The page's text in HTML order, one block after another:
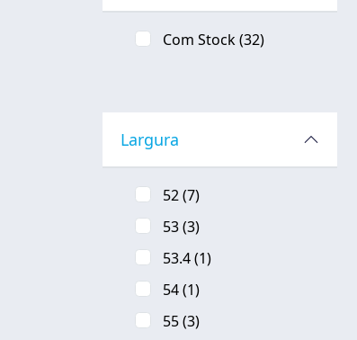
Com Stock(32)
Largura
52(7)
53(3)
53.4(1)
54(1)
55(3)